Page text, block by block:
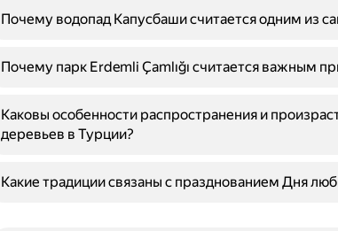
Почему водопад Капусбаши считается одним из
Почему парк Erdemli Çamlığı считается важным
Каковы особенности распространения и
деревьев в Турции?
Какие традиции связаны с празднованием Дня